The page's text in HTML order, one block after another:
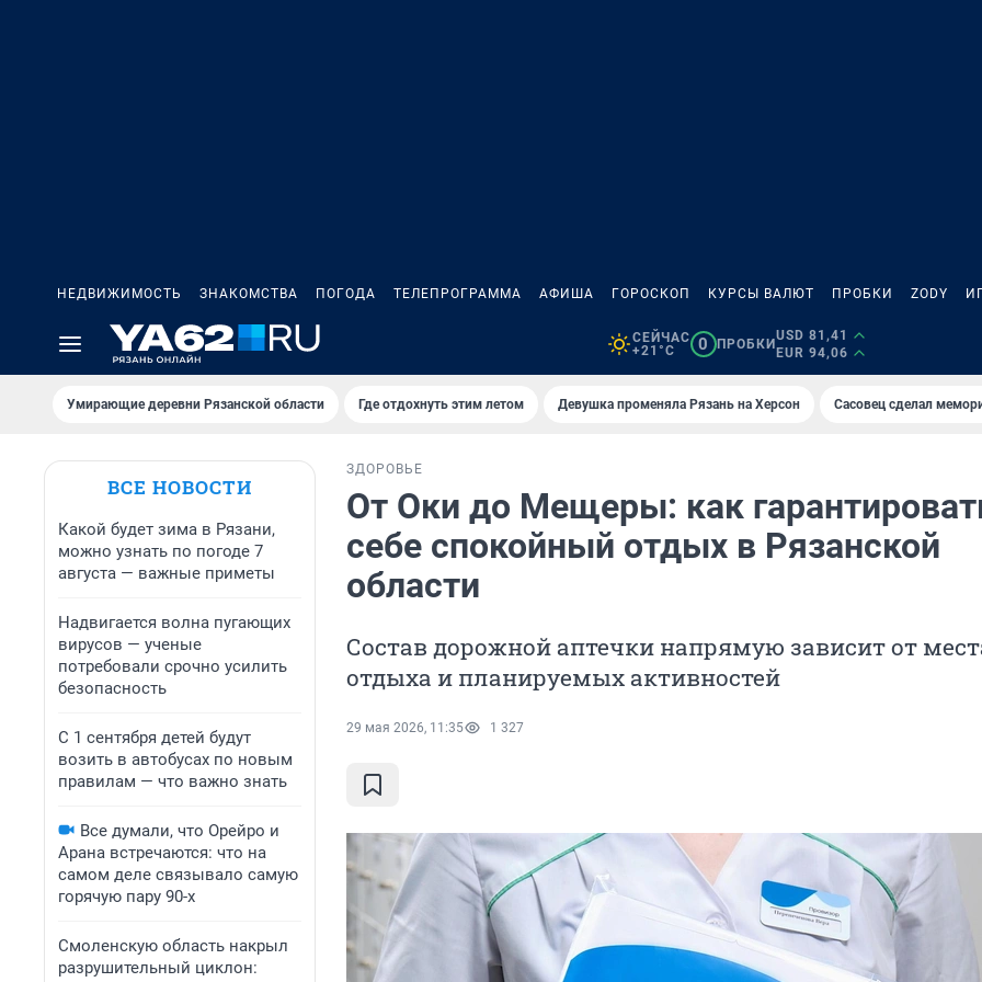
НЕДВИЖИМОСТЬ ЗНАКОМСТВА ПОГОДА ТЕЛЕПРОГРАММА АФИША ГОРОСКОП КУРСЫ ВАЛЮТ ПРОБКИ ZODY
СЕЙЧАС
+21°C
0 ПРОБКИ
USD 81,41
EUR 94,06
Умирающие деревни Рязанской области Где отдохнуть этим летом Девушка променяла Рязань на Херсон Сасовец сделал
ВСЕ НОВОСТИ
Какой будет зима в Рязани,
можно узнать по погоде 7
августа — важные приметы
Надвигается волна пугающих
вирусов — ученые
потребовали срочно усилить
безопасность
С 1 сентября детей будут
возить в автобусах по новым
правилам — что важно знать
Все думали, что Орейро и
Арана встречаются: что на
самом деле связывало самую
горячую пару 90-х
Смоленскую область накрыл
разрушительный циклон:
ЗДОРОВЬЕ
От Оки до Мещеры: как
себе спокойный отдых в Рязанской
области
Состав дорожной аптечки напрямую зависит от
отдыха и планируемых активностей
29 мая 2026, 11:35 1 327